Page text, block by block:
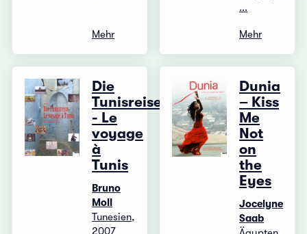
Mehr
...
Mehr
Die
Tunisreise
- Le
voyage
à
Tunis
Bruno
Moll
Tunesien,
2007
Dunia
– Kiss
Me
Not
on
the
Eyes
Jocelyne
Saab